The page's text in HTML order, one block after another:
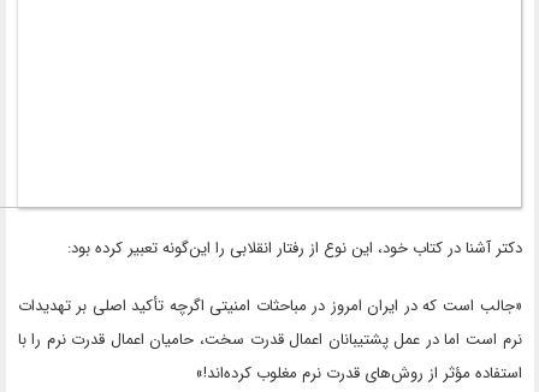
دکتر آشنا در کتاب خود، این نوع از رفتار انقلابی را این‌گونه تعبیر کرده بود:
«جالب است که در ایران امروز در مباحثات امنیتی اگرچه تأکید اصلی بر تهدیدات
نرم است اما در عمل پشتیبانان اعمال قدرت سخت، حامیان اعمال قدرت نرم را با
استفاده مؤثر از روش‌های قدرت نرم مغلوب کرده‌اند!»